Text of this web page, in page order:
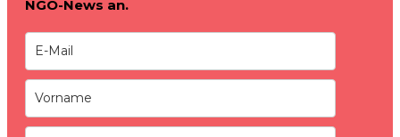
NGO-News an.